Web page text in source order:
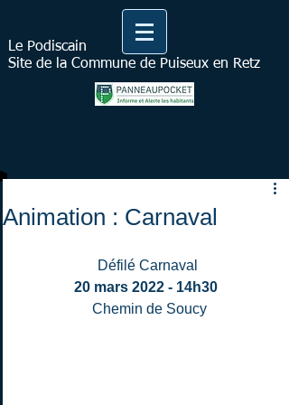
Le Podiscain
Site de la Commune de Puiseux en Retz
Animation : Carnaval
Défilé Carnaval
20 mars 2022 - 14h30
Chemin de Soucy